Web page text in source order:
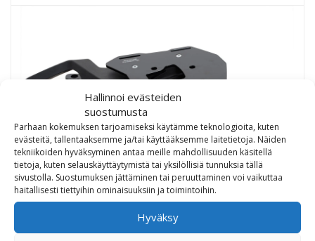
Hallinnoi evästeiden
suostumusta
Parhaan kokemuksen tarjoamiseksi käytämme teknologioita, kuten
evästeitä, tallentaaksemme ja/tai käyttääksemme laitetietoja. Näiden
tekniikoiden hyväksyminen antaa meille mahdollisuuden käsitellä
tietoja, kuten selauskäyttäytymistä tai yksilöllisiä tunnuksia tällä
sivustolla. Suostumuksen jättäminen tai peruuttaminen voi vaikuttaa
haitallisesti tiettyihin ominaisuuksiin ja toimintoihin.
Hyväksy
SW-Motech Alu-Rack peräteline KTM 990 SMT